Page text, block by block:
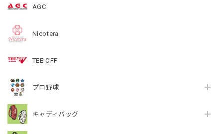
AGC
Nicotera
TEE-OFF
プロ野球
キャディバッグ